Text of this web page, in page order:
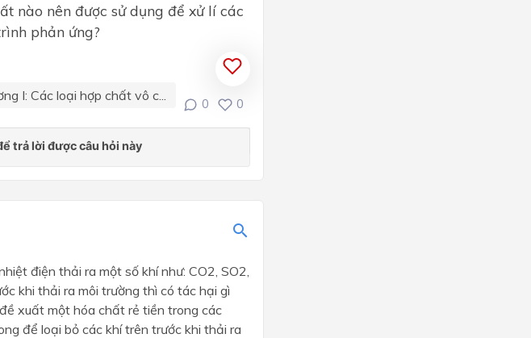
nào nên được sử dụng để xử lí các
phản ứng?
I: Các loại hợp chất vô c...
0 0
điện thải ra một số khí như: CO2, SO2,
khi thải ra môi trường thì có tác hại gì
xuất một hóa chất rẻ tiền trong các
để loại bỏ các khí trên trước khi thải ra